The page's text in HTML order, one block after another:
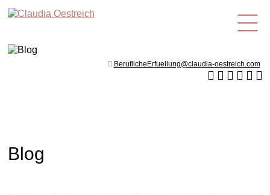
de
BeruflicheErfuellung@claudia-oestreich.com
Blog